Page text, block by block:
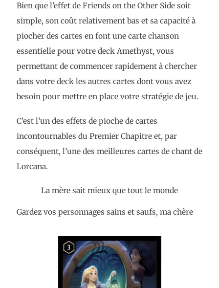
Bien que l’effet de Friends on the Other Side soit
simple, son coût relativement bas et sa capacité à
piocher des cartes en font une carte chanson
essentielle pour votre deck Amethyst, vous
permettant de commencer rapidement à chercher
dans votre deck les autres cartes dont vous avez
besoin pour mettre en place votre stratégie de jeu.
C’est l’un des effets de pioche de cartes
incontournables du Premier Chapitre et, par
conséquent, l’une des meilleures cartes de chant de
Lorcana.
La mère sait mieux que tout le monde
Gardez vos personnages sains et saufs, ma chère